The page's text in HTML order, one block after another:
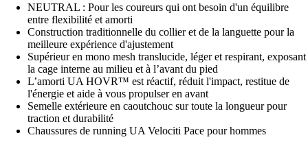
NEUTRAL : Pour les coureurs qui ont besoin d'un équilibre
entre flexibilité et amorti
Construction traditionnelle du collier et de la languette pour la
meilleure expérience d'ajustement
Supérieur en mono mesh translucide, léger et respirant, exposant
la cage interne au milieu et à l’avant du pied
L’amorti UA HOVR™ est réactif, réduit l'impact, restitue de
l'énergie et aide à vous propulser en avant
Semelle extérieure en caoutchouc sur toute la longueur pour
traction et durabilité
Chaussures de running UA Velociti Pace pour hommes